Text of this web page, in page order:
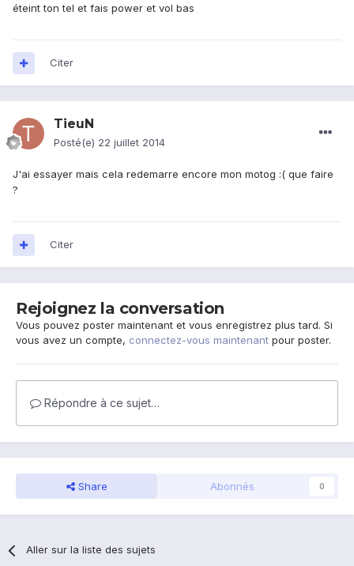
éteint ton tel et fais power et vol bas
Citer
TieuN
Posté(e) 22 juillet 2014
J'ai essayer mais cela redemarre encore mon motog :( que faire
?
Citer
Rejoignez la conversation
Vous pouvez poster maintenant et vous enregistrez plus tard. Si
vous avez un compte, connectez-vous maintenant pour poster.
Répondre à ce sujet…
Share Abonnés 0
Aller sur la liste des sujets